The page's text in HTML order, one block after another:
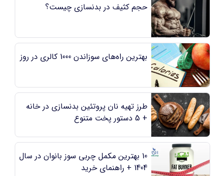
حجم کثیف در بدنسازی چیست؟
بهترین راه‌های سوزاندن 1000 کالری در روز
طرز تهیه نان پروتئین بدنسازی در خانه
+ 5 دستور پخت متنوع
10 بهترین مکمل چربی سوز بانوان در سال
1404 + راهنمای خرید